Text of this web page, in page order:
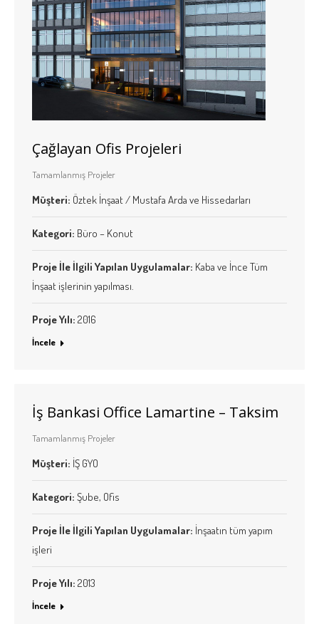
Çağlayan Ofis Projeleri
Tamamlanmış Projeler
Müşteri: Öztek İnşaat / Mustafa Arda ve Hissedarları
Kategori: Büro – Konut
Proje İle İlgili Yapılan Uygulamalar: Kaba ve İnce Tüm
İnşaat işlerinin yapılması.
Proje Yılı: 2016
İncele
İş Bankasi Office Lamartine – Taksim
Tamamlanmış Projeler
Müşteri: İŞ GYO
Kategori: Şube, Ofis
Proje İle İlgili Yapılan Uygulamalar: İnşaatın tüm yapım
işleri
Proje Yılı: 2013
İncele